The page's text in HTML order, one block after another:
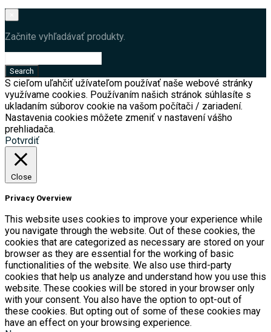
Začnite vyhľadávať produkty.
S cieľom uľahčiť užívateľom používať naše webové stránky
využívame cookies. Používaním našich stránok súhlasíte s
ukladaním súborov cookie na vašom počítači / zariadení.
Nastavenia cookies môžete zmeniť v nastavení vášho
prehliadača.
Potvrdiť
Close
Privacy Overview
This website uses cookies to improve your experience while
you navigate through the website. Out of these cookies, the
cookies that are categorized as necessary are stored on your
browser as they are essential for the working of basic
functionalities of the website. We also use third-party
cookies that help us analyze and understand how you use this
website. These cookies will be stored in your browser only
with your consent. You also have the option to opt-out of
these cookies. But opting out of some of these cookies may
have an effect on your browsing experience.